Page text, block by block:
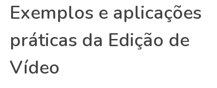
Exemplos e aplicações
práticas da Edição de
Vídeo